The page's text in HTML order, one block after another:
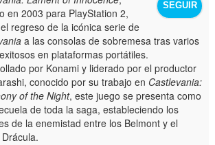
SEGUIR
en 2003 para PlayStation 2,
regreso de la icónica serie de
a las consolas de sobremesa tras varios
en plataformas portátiles.
por Konami y liderado por el productor
conocido por su trabajo en Castlevania:
of the Night, este juego se presenta como
de toda la saga, estableciendo los
de la enemistad entre los Belmont y el